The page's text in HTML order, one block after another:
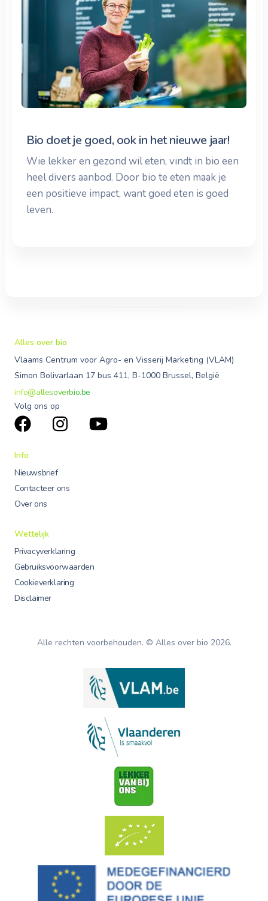
Bio doet je goed, ook in het nieuwe jaar!
Wie lekker en gezond wil eten, vindt in bio een
heel divers aanbod. Door bio te eten maak je
een positieve impact, want goed eten is goed
leven.
Alles over bio
Vlaams Centrum voor Agro- en Visserij Marketing (VLAM)
Simon Bolivarlaan 17 bus 411, B-1000 Brussel, België
info@allesoverbio.be
Volg ons op
Info
Nieuwsbrief
Contacteer ons
Over ons
Wettelijk
Privacyverklaring
Gebruiksvoorwaarden
Cookieverklaring
Disclaimer
Alle rechten voorbehouden. © Alles over bio 2026.